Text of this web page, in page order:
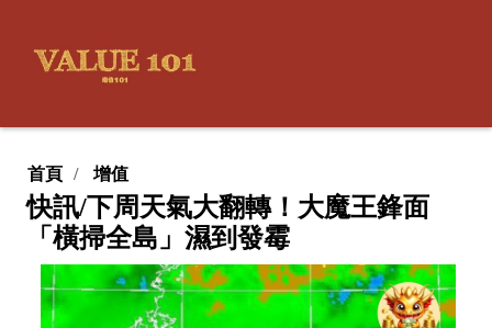
首頁 增值
快訊/下周天氣大翻轉！大魔王鋒面
「橫掃全島」濕到發霉